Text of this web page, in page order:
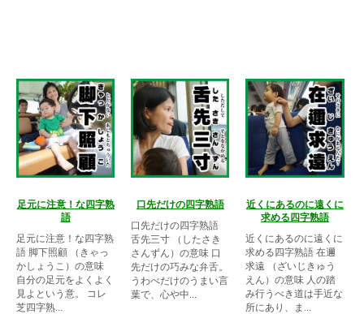
足元に注意！な四字熟
語
足元に注意！な四字熟
語 脚下照顧 （きゃっ
かしょうこ）の意味
自分の足元をよくよく
見よという意。 コレ
芝四字熟...
口先だけの四字熟語
口先だけの四字熟語
舌先三寸 （したさき
さんずん）の意味 口
先だけの巧みな弁舌。
うわべだけのうまい言
葉で、心や中...
近くにあるのに遠くに
求める四字熟語
近くにあるのに遠くに
求める四字熟語 在邇
求遠 （ざいじきゅう
えん）の意味 人の踏
み行うべき道は手近な
所にあり、ま...